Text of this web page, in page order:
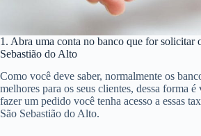
1. Abra uma conta no banco que for solicitar
Sebastião do Alto
Como você deve saber, normalmente os
melhores para os seus clientes, dessa forma é
fazer um pedido você tenha acesso a essas
São Sebastião do Alto.